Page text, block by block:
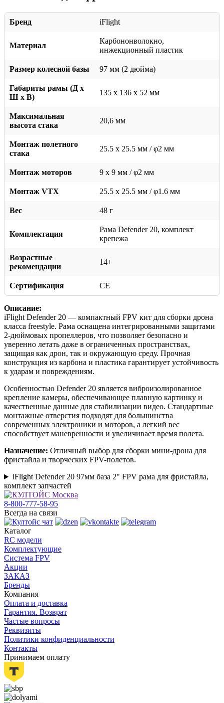
Бренд iFlight
Материал
Карбононволокно,
инжекционный пластик
Размер колесной базы 97 мм (2 дюйма)
Габариты рамы (Д х
Ш х В)
135 x 136 x 52 мм
Максимальная
высота стака
20,6 мм
Монтаж полетного
стака
25.5 x 25.5 мм / φ2 мм
Монтаж моторов 9 x 9 мм / φ2 мм
Монтаж VTX 25.5 x 25.5 мм / φ1.6 мм
Вес 48 г
Комплектация
Рама Defender 20, комплект
крепежа
Возрастные
рекомендации
14+
Сертификация CE
Описание:
iFlight Defender 20 — компактный FPV кит для сборки дрона
класса freestyle. Рама оснащена интегрированными защитами
2-дюймовых пропеллеров, что позволяет безопасно и
уверенно летать даже в ограниченных пространствах,
защищая как дрон, так и окружающую среду. Прочная
конструкция из карбона и пластика гарантирует устойчивость
к ударам и повреждениям.
Особенностью Defender 20 является виброизолированное
крепление камеры, обеспечивающее плавную картинку и
качественные данные для стабилизации видео. Стандартные
монтажные отверстия подходят для большинства
современных электроники и моторов, а легкий вес
способствует маневренности и увеличивает время полета.
Назначение: Отличный выбор для сборки мини-дрона для
фристайла и творческих FPV-полетов.
iFlight Defender 20 97мм база 2" FPV рама для фристайла,
комплект запчастей
8-800-777-58-95
Всегда на связи
Каталог
RC модели
Комплектующие
Система FPV
Акции
ЗАКАЗ
Бренды
Компания
Оплата и доставка
Гарантия. Возврат
Частые вопросы
Реквизиты
Политики конфиденциальности
Контакты
Принимаем оплату